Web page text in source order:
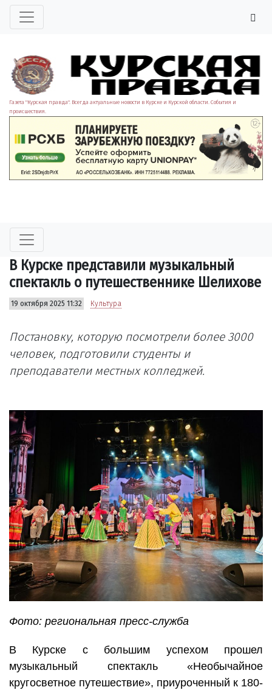
Газета "Курская правда". Всегда актуальные новости в Курске и Курской области. События и
происшествия.
В Курске представили музыкальный
спектакль о путешественнике Шелихове
19 октября 2025 11:32 Культура
Постановку, которую посмотрели более 3000
человек, подготовили студенты и
преподаватели местных колледжей.
Фото: региональная пресс-служба
В Курске с большим успехом прошел
музыкальный спектакль «Необычайное
кругосветное путешествие», приуроченный к 180-